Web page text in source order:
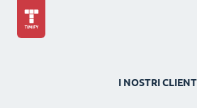
I NOSTRI